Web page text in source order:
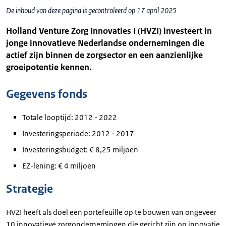
De inhoud van deze pagina is gecontroleerd op 17 april 2025
Holland Venture Zorg Innovaties I (HVZI) investeert in
jonge innovatieve Nederlandse ondernemingen die
actief zijn binnen de zorgsector en een aanzienlijke
groeipotentie kennen.
Gegevens fonds
Totale looptijd: 2012 - 2022
Investeringsperiode: 2012 - 2017
Investeringsbudget: € 8,25 miljoen
EZ-lening: € 4 miljoen
Strategie
HVZI heeft als doel een portefeuille op te bouwen van ongeveer